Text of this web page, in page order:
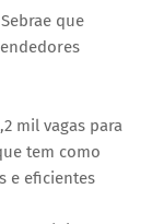
que
mil vagas para
tem como
e eficientes